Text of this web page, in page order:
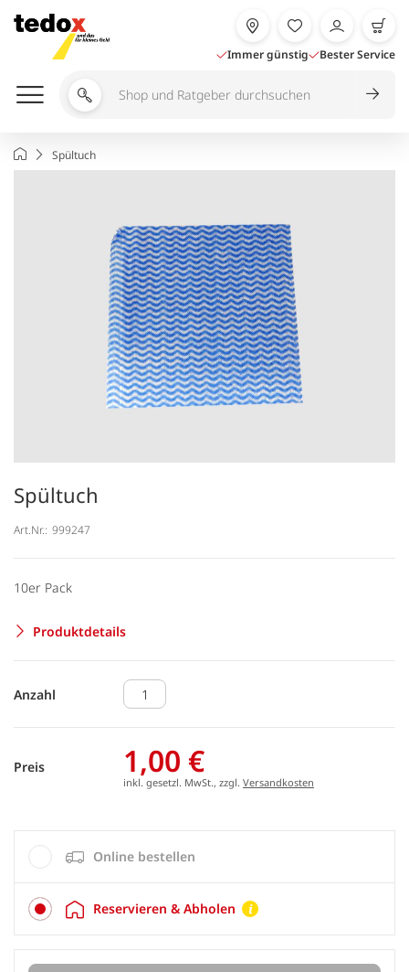
Inhalt
springen
Immer günstig Bester Service
Shop
durchsuchen
StartseiteSpültuch
Spültuch
Art.Nr.: 999247
10er Pack
Produktdetails
Anzahl
Preis 1,00 €
inkl. gesetzl. MwSt., zzgl. Versandkosten
Online bestellen
Reservieren & Abholen